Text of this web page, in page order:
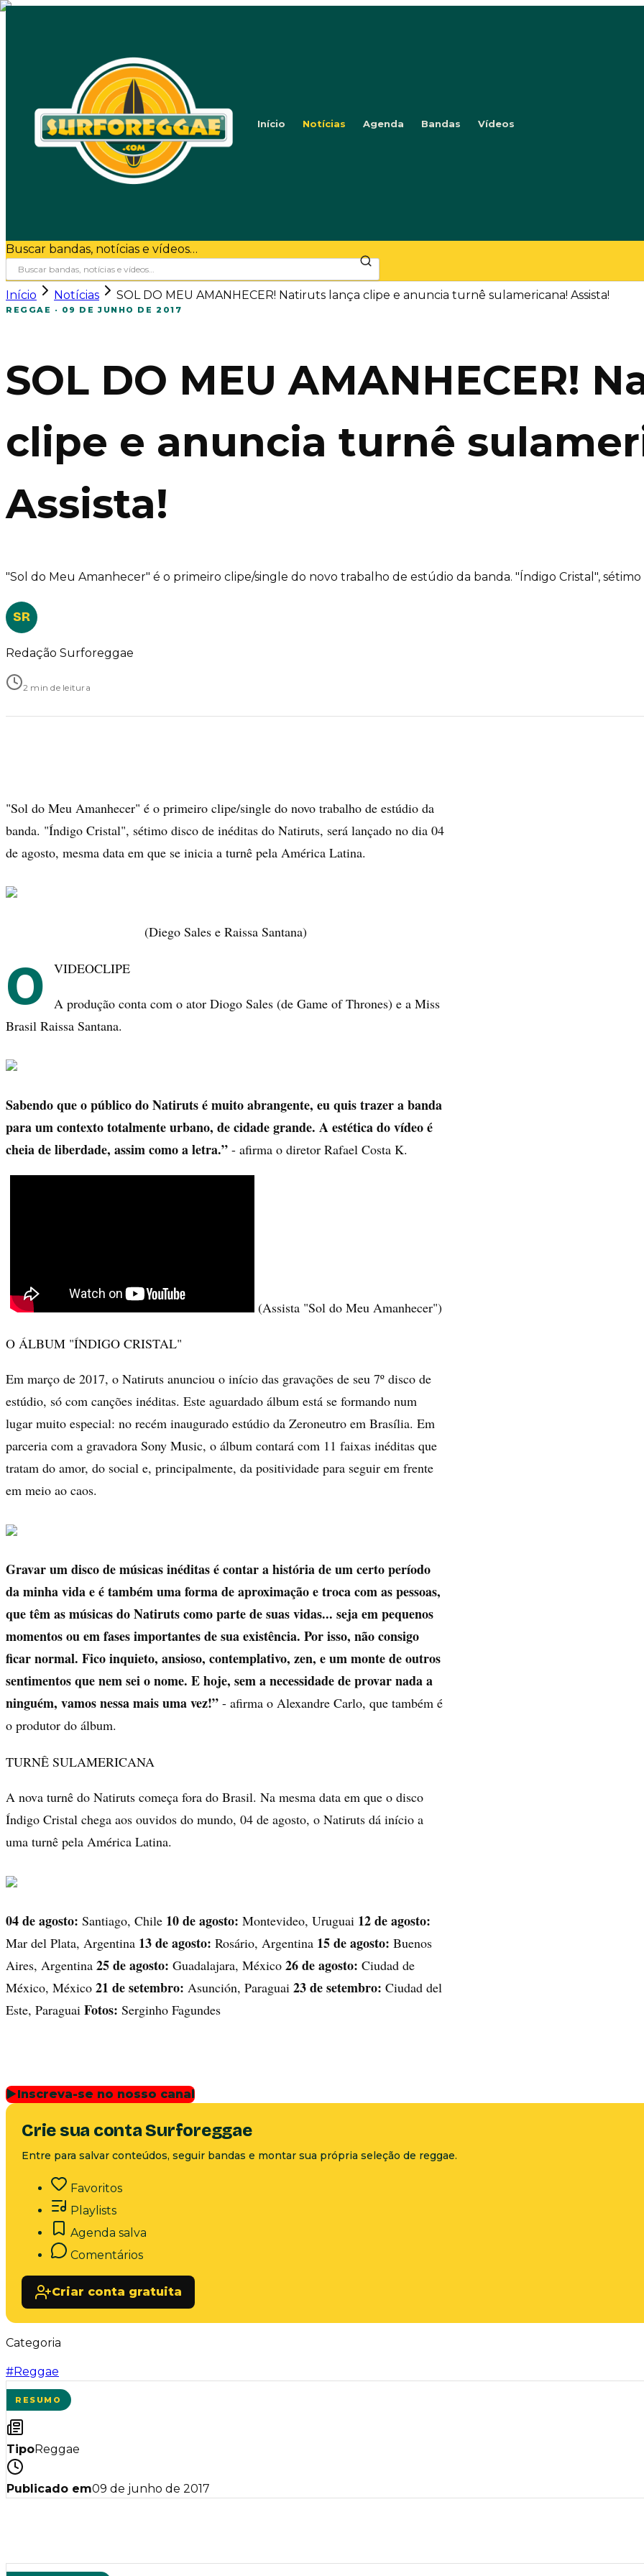
Início Notícias Agenda Bandas Vídeos
Buscar bandas, notícias e vídeos…
Início Notícias SOL DO MEU AMANHECER! Natiruts lança clipe e anuncia turnê sulamericana! Assista!
REGGAE · 09 DE JUNHO DE 2017
SOL DO MEU AMANHECER!
clipe e anuncia turnê
Assista!
"Sol do Meu Amanhecer" é o primeiro clipe/single do novo trabalho de estúdio da banda. "Índigo Cristal",
SR
Redação Surforeggae
2 min de leitura
"Sol do Meu Amanhecer" é o primeiro clipe/single do novo trabalho de estúdio da
banda. "Índigo Cristal", sétimo disco de inéditas do Natiruts, será lançado no dia 04
de agosto, mesma data em que se inicia a turnê pela América Latina.
(Diego Sales e Raissa Santana)
O VIDEOCLIPE
A produção conta com o ator Diogo Sales (de Game of Thrones) e a Miss
Brasil Raissa Santana.
Sabendo que o público do Natiruts é muito abrangente, eu quis trazer a banda
para um contexto totalmente urbano, de cidade grande. A estética do vídeo é
cheia de liberdade, assim como a letra.” - afirma o diretor Rafael Costa K.
(Assista "Sol do Meu Amanhecer")
O ÁLBUM "ÍNDIGO CRISTAL"
Em março de 2017, o Natiruts anunciou o início das gravações de seu 7º disco de
estúdio, só com canções inéditas. Este aguardado álbum está se formando num
lugar muito especial: no recém inaugurado estúdio da Zeroneutro em Brasília. Em
parceria com a gravadora Sony Music, o álbum contará com 11 faixas inéditas que
tratam do amor, do social e, principalmente, da positividade para seguir em frente
em meio ao caos.
Gravar um disco de músicas inéditas é contar a história de um certo período
da minha vida e é também uma forma de aproximação e troca com as pessoas,
que têm as músicas do Natiruts como parte de suas vidas... seja em pequenos
momentos ou em fases importantes de sua existência. Por isso, não consigo
ficar normal. Fico inquieto, ansioso, contemplativo, zen, e um monte de outros
sentimentos que nem sei o nome. E hoje, sem a necessidade de provar nada a
ninguém, vamos nessa mais uma vez!” - afirma o Alexandre Carlo, que também é
o produtor do álbum.
TURNÊ SULAMERICANA
A nova turnê do Natiruts começa fora do Brasil. Na mesma data em que o disco
Índigo Cristal chega aos ouvidos do mundo, 04 de agosto, o Natiruts dá início a
uma turnê pela América Latina.
04 de agosto: Santiago, Chile 10 de agosto: Montevideo, Uruguai 12 de agosto:
Mar del Plata, Argentina 13 de agosto: Rosário, Argentina 15 de agosto: Buenos
Aires, Argentina 25 de agosto: Guadalajara, México 26 de agosto: Ciudad de
México, México 21 de setembro: Asunción, Paraguai 23 de setembro: Ciudad del
Este, Paraguai Fotos: Serginho Fagundes
▶Inscreva-se no nosso canal
Crie sua conta Surforeggae
Entre para salvar conteúdos, seguir bandas e montar sua própria seleção de reggae.
Favoritos
Playlists
Agenda salva
Comentários
Criar conta gratuita
Categoria
#Reggae
RESUMO
TipoReggae
Publicado em09 de junho de 2017